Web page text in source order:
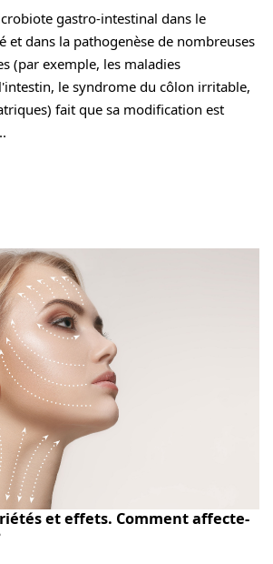
gastro-intestinal dans le
et dans la pathogenèse de nombreuses
(par exemple, les maladies
le syndrome du côlon irritable,
fait que sa modification est
et effets. Comment affecte-